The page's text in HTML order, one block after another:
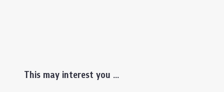
This may interest you ...